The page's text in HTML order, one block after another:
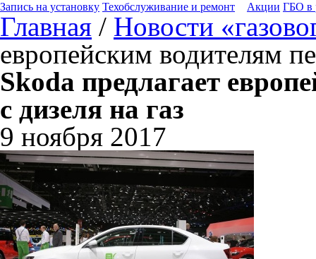
Запись на установку Техобслуживание и ремонт Акции ГБО в
Главная / Новости
европейским водителям
Skoda предлагает
с дизеля на газ
9 ноября 2017